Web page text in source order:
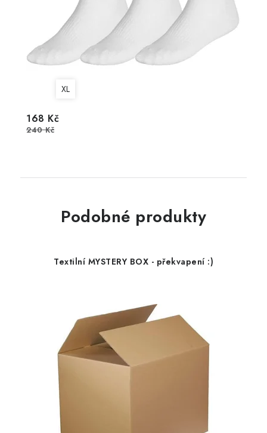
XL
168 Kč
240 Kč
Podobné produkty
Textilní MYSTERY BOX - překvapení :)